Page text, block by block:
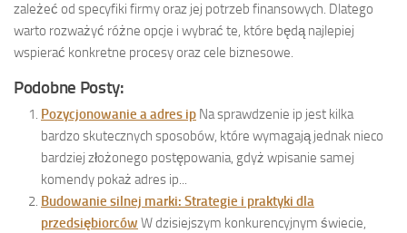
zależeć od specyfiki firmy oraz jej potrzeb finansowych. Dlatego
warto rozważyć różne opcje i wybrać te, które będą najlepiej
wspierać konkretne procesy oraz cele biznesowe.
Podobne Posty:
Pozycjonowanie a adres ip Na sprawdzenie ip jest kilka
bardzo skutecznych sposobów, które wymagają jednak nieco
bardziej złożonego postępowania, gdyż wpisanie samej
komendy pokaż adres ip...
Budowanie silnej marki: Strategie i praktyki dla
przedsiębiorców W dzisiejszym konkurencyjnym świecie,